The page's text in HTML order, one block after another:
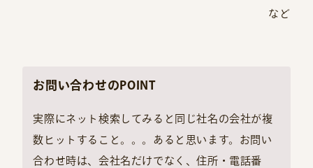
など
お問い合わせのPOINT
実際にネット検索してみると同じ社名の会社が複
数ヒットすること。。。あると思います。お問い
合わせ時は、会社名だけでなく、住所・電話番